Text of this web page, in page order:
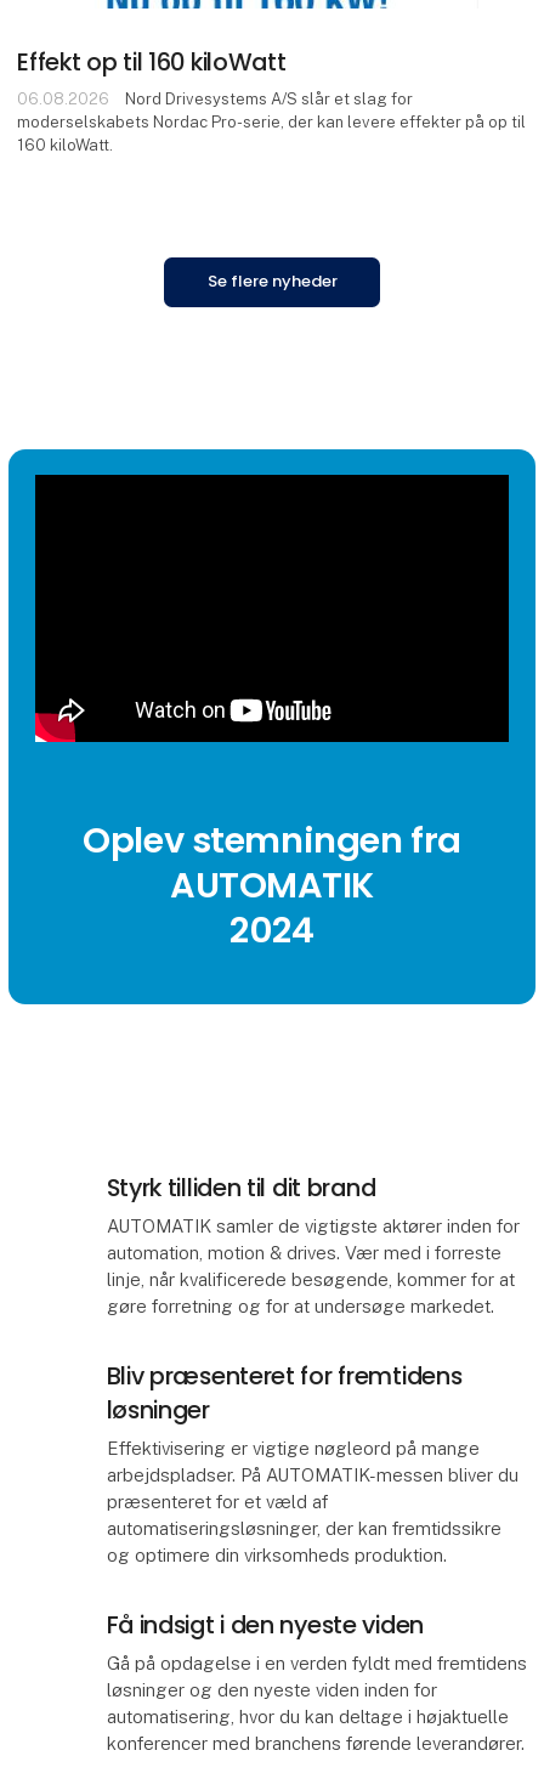
Effekt op til 160 kiloWatt
06.08.2026
Nord Drivesystems A/S slår et slag for
moderselskabets Nordac Pro-serie, der kan levere effekter på op til
160 kiloWatt.
Se flere nyheder
Oplev stemningen fra
AUTOMATIK
2024
Styrk tilliden til dit brand
AUTOMATIK samler de vigtigste aktører inden for
automation, motion & drives. Vær med i forreste
linje, når kvalificerede besøgende, kommer for at
gøre forretning og for at undersøge markedet.
Bliv præsenteret for fremtidens
løsninger
Effektivisering er vigtige nøgleord på mange
arbejdspladser. På AUTOMATIK-messen bliver du
præsenteret for et væld af
automatiseringsløsninger, der kan fremtidssikre
og optimere din virksomheds produktion.
Få indsigt i den nyeste viden
Gå på opdagelse i en verden fyldt med fremtidens
løsninger og den nyeste viden inden for
automatisering, hvor du kan deltage i højaktuelle
konferencer med branchens førende leverandører.